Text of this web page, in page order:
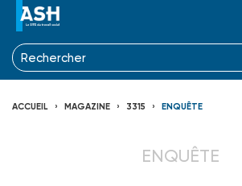
ACCUEIL MAGAZINE 3315 ENQUÊTE
ENQUÊTE